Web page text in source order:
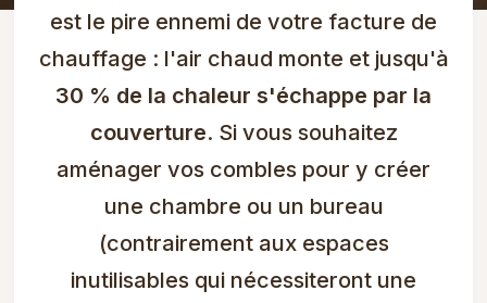
est le pire ennemi de votre facture de
chauffage : l'air chaud monte et jusqu'à
30 % de la chaleur s'échappe par la
couverture. Si vous souhaitez
aménager vos combles pour y créer
une chambre ou un bureau
(contrairement aux espaces
inutilisables qui nécessiteront une